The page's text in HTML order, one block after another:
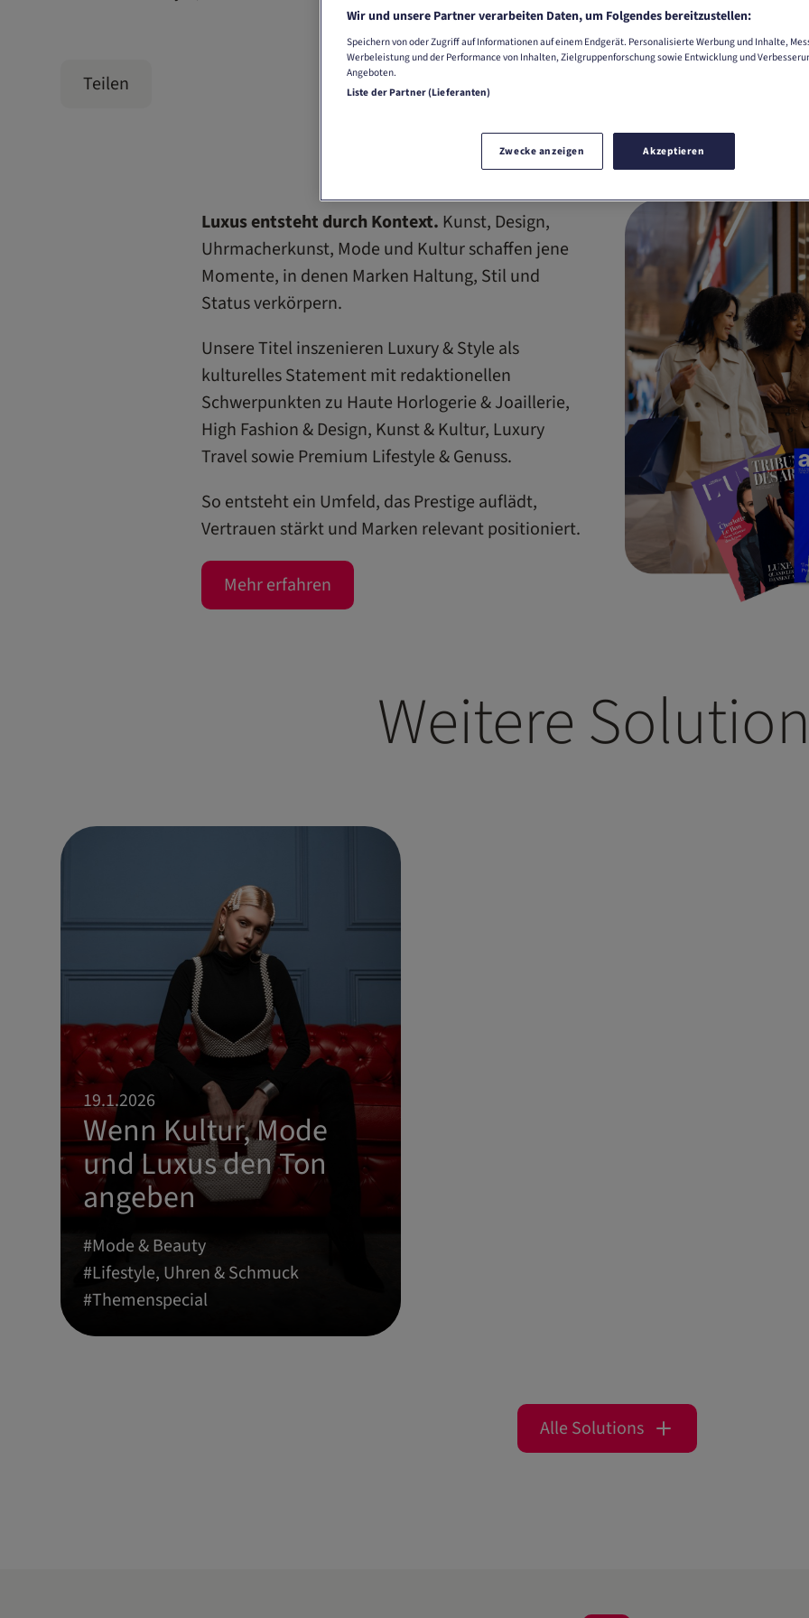
Teilen
Luxus entsteht durch Kontext. Kunst, Design,
Uhrmacherkunst, Mode und Kultur schaffen jene
Momente, in denen Marken Haltung, Stil und
Status verkörpern.
Unsere Titel inszenieren Luxury & Style als
kulturelles Statement mit redaktionellen
Schwerpunkten zu Haute Horlogerie & Joaillerie,
High Fashion & Design, Kunst & Kultur, Luxury
Travel sowie Premium Lifestyle & Genuss.
So entsteht ein Umfeld, das Prestige auflädt,
Vertrauen stärkt und Marken relevant positioniert.
Mehr erfahren
Weitere
19.1.2026
Wenn Kultur, Mode
und Luxus den Ton
angeben
#Mode & Beauty
#Lifestyle, Uhren & Schmuck
#Themenspecial
Alle Solutions
Wir und unsere Partner verarbeiten Daten, um Folgendes bereitzustellen:
Speichern von oder Zugriff auf Informationen auf einem Endgerät. Personalisierte Werbung und Inhalte,
Werbeleistung und der Performance von Inhalten, Zielgruppenforschung sowie Entwicklung und
Angeboten.
Liste der Partner (Lieferanten)
Zwecke anzeigen Akzeptieren